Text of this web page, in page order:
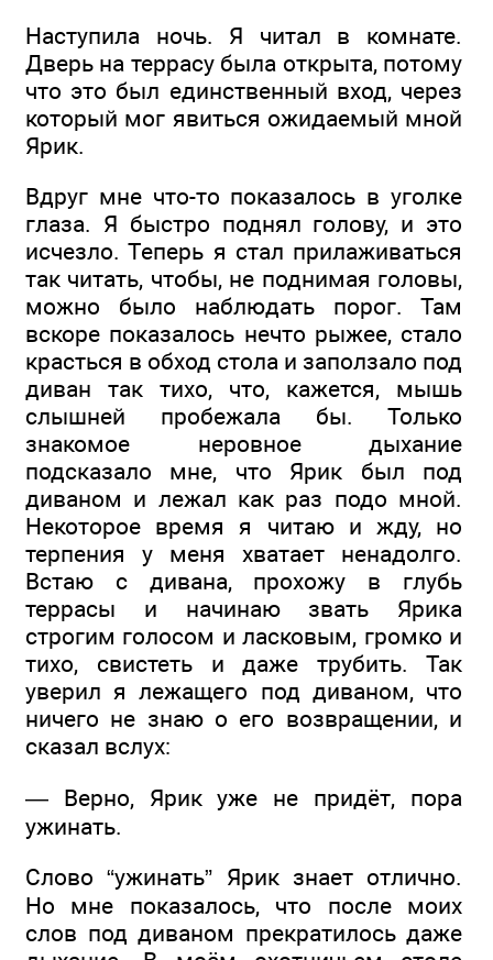
Наступила ночь. Я читал в комнате.
Дверь на террасу была открыта, потому
что это был единственный вход, через
который мог явиться ожидаемый мной
Ярик.
Вдруг мне что-то показалось в уголке
глаза. Я быстро поднял голову, и это
исчезло. Теперь я стал прилаживаться
так читать, чтобы, не поднимая головы,
можно было наблюдать порог. Там
вскоре показалось нечто рыжее, стало
красться в обход стола и заползало под
диван так тихо, что, кажется, мышь
слышней пробежала бы. Только
знакомое неровное дыхание
подсказало мне, что Ярик был под
диваном и лежал как раз подо мной.
Некоторое время я читаю и жду, но
терпения у меня хватает ненадолго.
Встаю с дивана, прохожу в глубь
террасы и начинаю звать Ярика
строгим голосом и ласковым, громко и
тихо, свистеть и даже трубить. Так
уверил я лежащего под диваном, что
ничего не знаю о его возвращении, и
сказал вслух:
— Верно, Ярик уже не придёт, пора
ужинать.
Слово “ужинать” Ярик знает отлично.
Но мне показалось, что после моих
слов под диваном прекратилось даже